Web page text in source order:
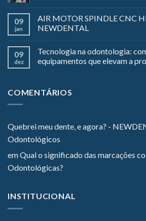
09
jan
AIR MOTOR SPINDLE CNC
NEWDENTAL
09
dez
Tecnologia na odontologia:
equipamentos que elevam a
COMENTÁRIOS
Quebrei meu dente, e agora? -
Odontológicos
emQual o significado das marcações
Odontológicas?
INSTITUCIONAL